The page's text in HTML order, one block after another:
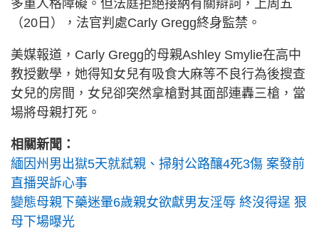
多重人格障礙。但法庭拒絕接納有關辯詞，上周五
（20日），法官判處Carly Gregg終身監禁。
美媒報道，Carly Gregg的母親Ashley Smylie在高中
教授數學，她得知女兒有吸食大麻等不良行為後搜查
女兒的房間，女兒卻突然拿槍對其面部連轟三槍，當
場將母親打死。
相關新聞：
緬因州男出獄5天就弒親、掃射公路釀4死3傷 案發前
直播哭訴心事
變態母親下藥迷暈6歲親女欲獻男友淫辱 終沒得逞 狠
母下場曝光